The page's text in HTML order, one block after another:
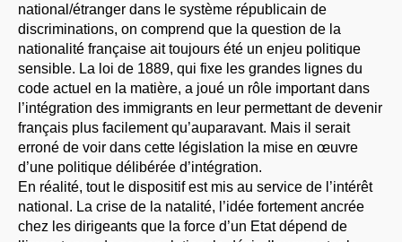
national/étranger dans le système républicain de
discriminations, on comprend que la question de la
nationalité française ait toujours été un enjeu politique
sensible. La loi de 1889, qui fixe les grandes lignes du
code actuel en la matière, a joué un rôle important dans
l’intégration des immigrants en leur permettant de devenir
français plus facilement qu’auparavant. Mais il serait
erroné de voir dans cette législation la mise en œuvre
d’une politique délibérée d’intégration.
En réalité, tout le dispositif est mis au service de l’intérêt
national. La crise de la natalité, l’idée fortement ancrée
chez les dirigeants que la force d’un Etat dépend de